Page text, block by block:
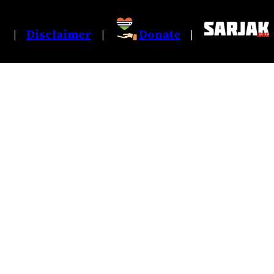
| Disclaimer | Donate |